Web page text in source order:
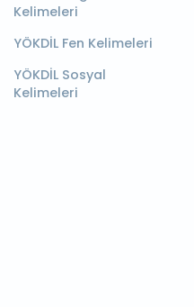
Kelimeleri
YÖKDİL Fen Kelimeleri
YÖKDİL Sosyal
Kelimeleri